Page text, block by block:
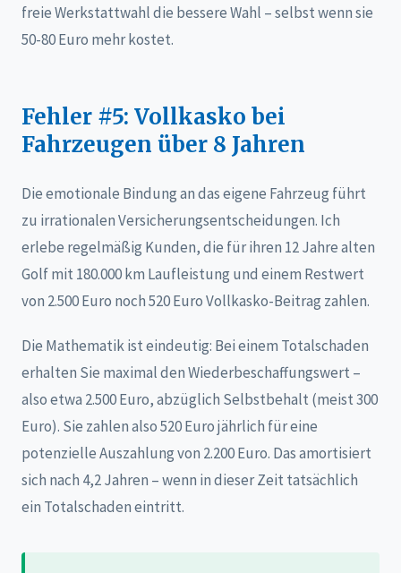
freie Werkstattwahl die bessere Wahl – selbst wenn sie
50-80 Euro mehr kostet.
Fehler #5: Vollkasko bei
Fahrzeugen über 8 Jahren
Die emotionale Bindung an das eigene Fahrzeug führt
zu irrationalen Versicherungsentscheidungen. Ich
erlebe regelmäßig Kunden, die für ihren 12 Jahre alten
Golf mit 180.000 km Laufleistung und einem Restwert
von 2.500 Euro noch 520 Euro Vollkasko-Beitrag zahlen.
Die Mathematik ist eindeutig: Bei einem Totalschaden
erhalten Sie maximal den Wiederbeschaffungswert –
also etwa 2.500 Euro, abzüglich Selbstbehalt (meist 300
Euro). Sie zahlen also 520 Euro jährlich für eine
potenzielle Auszahlung von 2.200 Euro. Das amortisiert
sich nach 4,2 Jahren – wenn in dieser Zeit tatsächlich
ein Totalschaden eintritt.